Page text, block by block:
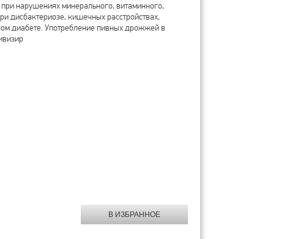
нарушениях минерального, витаминного,
дисбактериозе, кишечных расстройствах,
диабете. Употребление пивных дрожжей в